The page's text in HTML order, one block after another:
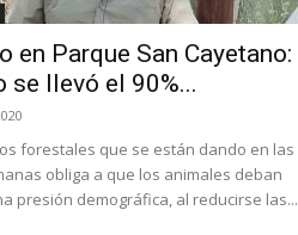
en Parque San Cayetano:
se llevó el 90%...
forestales que se están dando en las
obliga a que los animales deban
presión demográfica, al reducirse las...